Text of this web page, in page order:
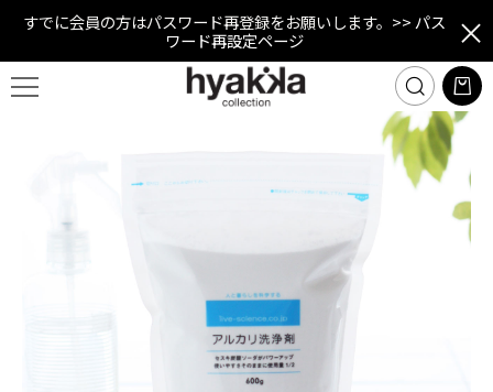
すでに会員の方はパスワード再登録をお願いします。 >> パス
ワード再設定ページ